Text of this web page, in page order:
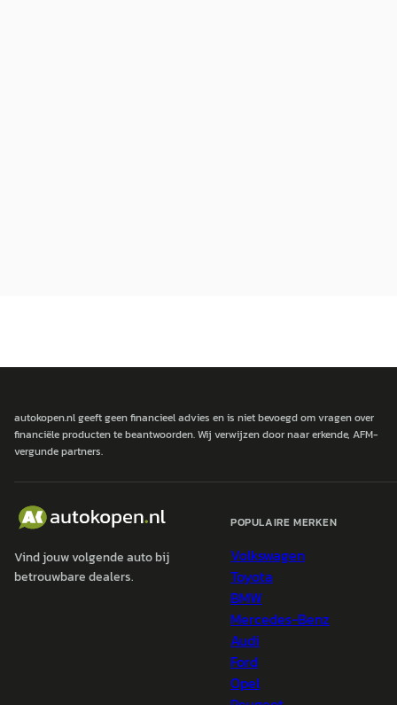
autokopen.nl geeft geen financieel advies en is niet bevoegd om vragen over
financiële producten te beantwoorden. Wij verwijzen door naar erkende, AFM-
vergunde partners.
Vind jouw volgende auto bij
betrouwbare dealers.
POPULAIRE MERKEN
Volkswagen
Toyota
BMW
Mercedes-Benz
Audi
Ford
Opel